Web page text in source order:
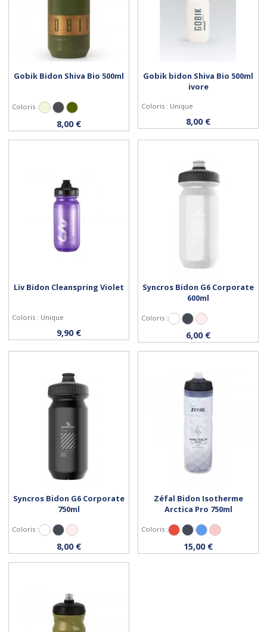
Personnaliser
Gobik Bidon Shiva Bio 500ml
Coloris : Beige Gris Anthracite
Kaki
8,00 € Acheter
Gobik bidon Shiva Bio 500ml
ivore
Coloris : Unique
8,00 €
Personnaliser
Liv Bidon Cleanspring Violet
Coloris : Unique
9,90 € Personnaliser
Syncros Bidon G6 Corporate
600ml
Coloris : Blanc Noir
6,00 €
Personnaliser
Syncros Bidon G6 Corporate
750ml
Coloris : Blanc Noir
8,00 € Personnaliser
Zéfal Bidon Isotherme
Arctica Pro 750ml
Coloris : Rouge Noir Bleu
15,00 €